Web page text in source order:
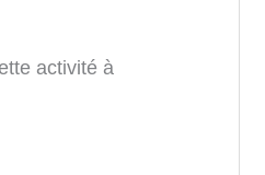
activité à